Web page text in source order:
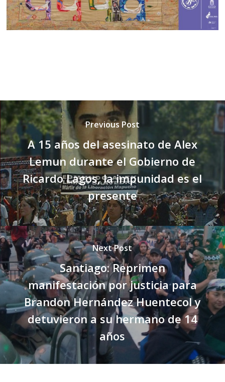
Previous Post
A 15 años del asesinato de Alex
Lemun durante el Gobierno de
Ricardo Lagos, la impunidad es el
presente
Next Post
Santiago: Reprimen
manifestación por justicia para
Brandon Hernández Huentecol y
detuvieron a su hermano de 14
años